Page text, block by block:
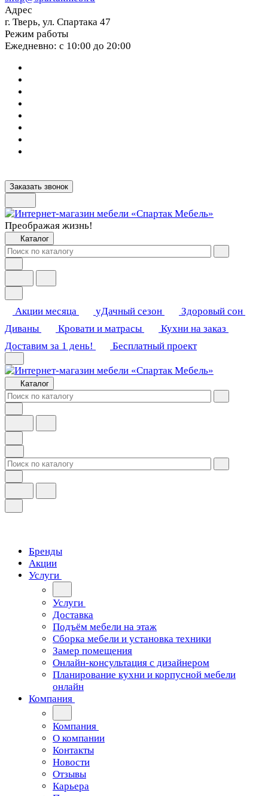
Адрес
г. Тверь, ул. Спартака 47
Режим работы
Ежедневно: с 10:00 до 20:00
Заказать звонок
Преображая жизнь!
Каталог
Акции месяца уДачный сезон
Здоровый сон
Диваны
Кровати и матрасы
Кухни на заказ
Доставим за 1 день!
Бесплатный проект
Каталог
Бренды
Акции
Услуги
Услуги
Доставка
Подъём мебели на этаж
Сборка мебели и установка техники
Замер помещения
Онлайн-консультация с дизайнером
Планирование кухни и корпусной мебели
онлайн
Компания
Компания
О компании
Контакты
Новости
Отзывы
Карьера